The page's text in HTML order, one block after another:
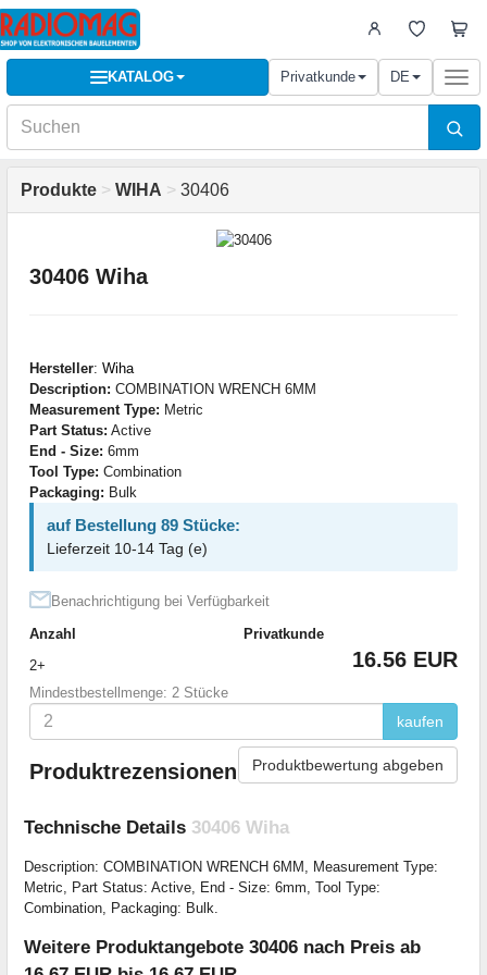
KATALOG Privatkunde DE
Produkte > WIHA > 30406
30406 Wiha
Hersteller: Wiha
Description: COMBINATION WRENCH 6MM
Measurement Type: Metric
Part Status: Active
End - Size: 6mm
Tool Type: Combination
Packaging: Bulk
auf Bestellung 89 Stücke:
Lieferzeit 10-14 Tag (e)
Benachrichtigung bei Verfügbarkeit
Anzahl
Privatkunde
2+
16.56 EUR
Mindestbestellmenge: 2 Stücke
kaufen
Produktrezensionen Produktbewertung abgeben
Technische Details 30406 Wiha
Description: COMBINATION WRENCH 6MM, Measurement Type:
Metric, Part Status: Active, End - Size: 6mm, Tool Type:
Combination, Packaging: Bulk.
Weitere Produktangebote 30406 nach Preis ab